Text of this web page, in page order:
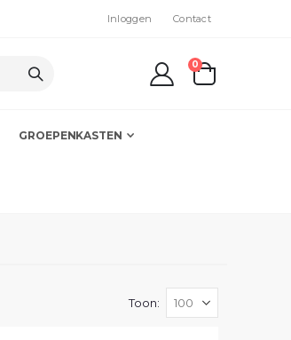
Inloggen Contact
kar
0producten
GROEPENKASTEN
Toon